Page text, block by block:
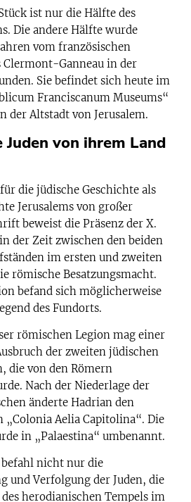
ist nur die Hälfte des
Die andere Hälfte wurde
vom französischen
Clermont-Ganneau in der
Sie befindet sich heute im
Franciscanum Museums“
der Altstadt von Jerusalem.
von ihrem Land
die jüdische Geschichte als
Jerusalems von großer
beweist die Präsenz der X.
der Zeit zwischen den beiden
im ersten und zweiten
römische Besatzungsmacht.
befand sich möglicherweise
des Fundorts.
römischen Legion mag einer
der zweiten jüdischen
die von den Römern
Nach der Niederlage der
änderte Hadrian den
„Colonia Aelia Capitolina“. Die
in „Palaestina“ umbenannt.
nicht nur die
und Verfolgung der Juden, die
herodianischen Tempels im